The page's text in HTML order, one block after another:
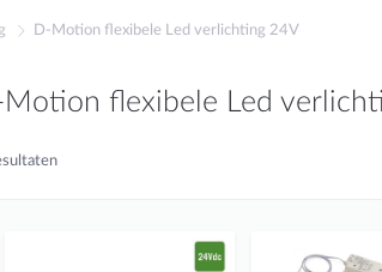
D-Motion flexibele Led verlichting 24V
Motion flexibele Led